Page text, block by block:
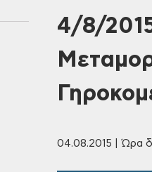
4/8/
04.08.2015 | Ώρα